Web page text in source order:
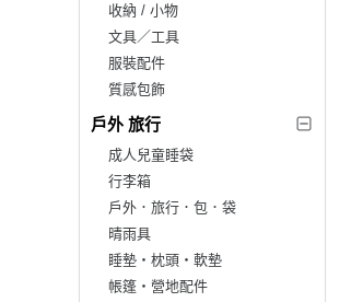
收納 / 小物
文具／工具
服裝配件
質感包飾
戶外 旅行
成人兒童睡袋
行李箱
戶外．旅行．包．袋
晴雨具
睡墊‧枕頭‧軟墊
帳篷‧營地配件